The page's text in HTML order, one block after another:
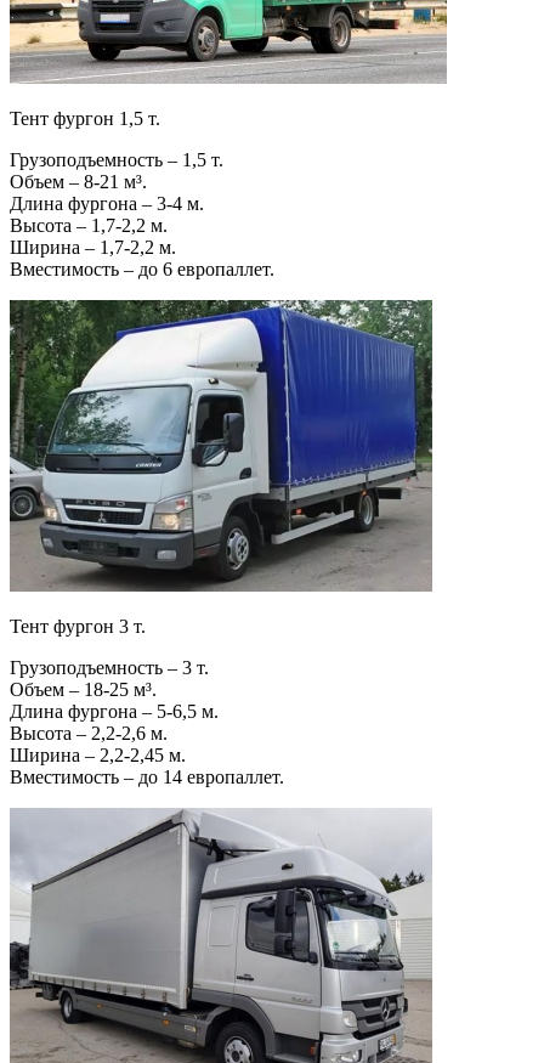
Тент фургон 1,5 т.
Грузоподъемность – 1,5 т.
Объем – 8-21 м³.
Длина фургона – 3-4 м.
Высота – 1,7-2,2 м.
Ширина – 1,7-2,2 м.
Вместимость – до 6 европаллет.
Тент фургон 3 т.
Грузоподъемность – 3 т.
Объем – 18-25 м³.
Длина фургона – 5-6,5 м.
Высота – 2,2-2,6 м.
Ширина – 2,2-2,45 м.
Вместимость – до 14 европаллет.